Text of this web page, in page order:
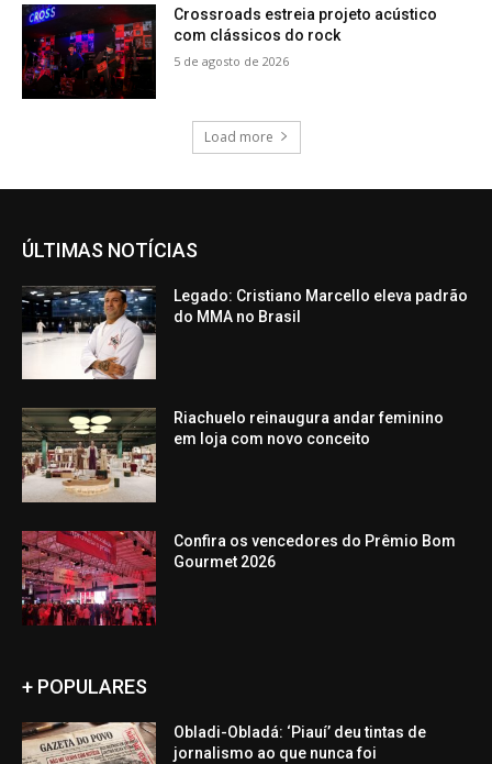
Crossroads estreia projeto acústico
com clássicos do rock
5 de agosto de 2026
Load more
ÚLTIMAS NOTÍCIAS
Legado: Cristiano Marcello eleva padrão
do MMA no Brasil
Riachuelo reinaugura andar feminino
em loja com novo conceito
Confira os vencedores do Prêmio Bom
Gourmet 2026
+ POPULARES
Obladi-Obladá: ‘Piauí’ deu tintas de
jornalismo ao que nunca foi